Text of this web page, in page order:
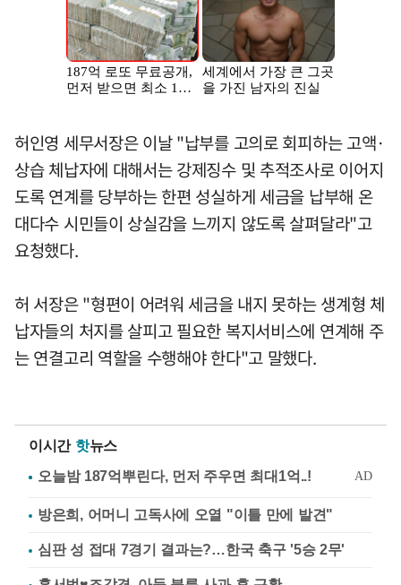
허인영 세무서장은 이날 "납부를 고의로 회피하는 고액·
상습 체납자에 대해서는 강제징수 및 추적조사로 이어지
도록 연계를 당부하는 한편 성실하게 세금을 납부해 온
대다수 시민들이 상실감을 느끼지 않도록 살펴달라"고
요청했다.
허 서장은 "형편이 어려워 세금을 내지 못하는 생계형 체
납자들의 처지를 살피고 필요한 복지서비스에 연계해 주
는 연결고리 역할을 수행해야 한다"고 말했다.
이시간 핫뉴스
방은희, 어머니 고독사에 오열 "이틀 만에 발견"
심판 성 접대 7경기 결과는?…한국 축구 '5승 2무'